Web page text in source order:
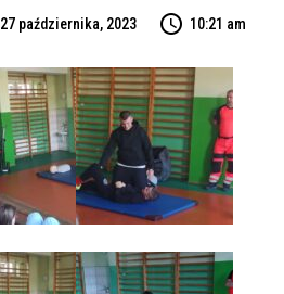
27 października, 2023 10:21 am